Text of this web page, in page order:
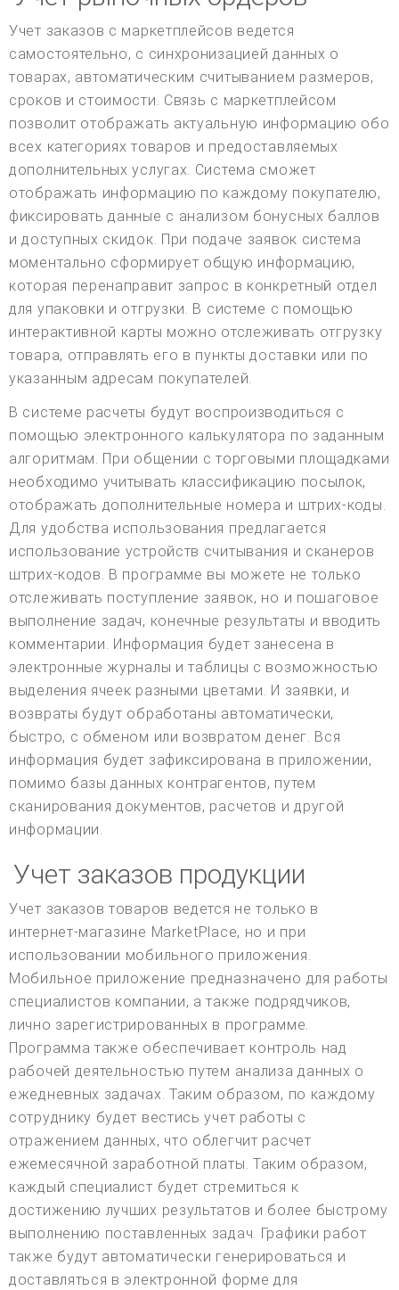
Учет заказов с маркетплейсов ведется
самостоятельно, с синхронизацией данных о
товарах, автоматическим считыванием размеров,
сроков и стоимости. Связь с маркетплейсом
позволит отображать актуальную информацию обо
всех категориях товаров и предоставляемых
дополнительных услугах. Система сможет
отображать информацию по каждому покупателю,
фиксировать данные с анализом бонусных баллов
и доступных скидок. При подаче заявок система
моментально сформирует общую информацию,
которая перенаправит запрос в конкретный отдел
для упаковки и отгрузки. В системе с помощью
интерактивной карты можно отслеживать отгрузку
товара, отправлять его в пункты доставки или по
указанным адресам покупателей.
В системе расчеты будут воспроизводиться с
помощью электронного калькулятора по заданным
алгоритмам. При общении с торговыми площадками
необходимо учитывать классификацию посылок,
отображать дополнительные номера и штрих-коды.
Для удобства использования предлагается
использование устройств считывания и сканеров
штрих-кодов. В программе вы можете не только
отслеживать поступление заявок, но и пошаговое
выполнение задач, конечные результаты и вводить
комментарии. Информация будет занесена в
электронные журналы и таблицы с возможностью
выделения ячеек разными цветами. И заявки, и
возвраты будут обработаны автоматически,
быстро, с обменом или возвратом денег. Вся
информация будет зафиксирована в приложении,
помимо базы данных контрагентов, путем
сканирования документов, расчетов и другой
информации.
Учет заказов продукции
Учет заказов товаров ведется не только в
интернет-магазине MarketPlace, но и при
использовании мобильного приложения.
Мобильное приложение предназначено для работы
специалистов компании, а также подрядчиков,
лично зарегистрированных в программе.
Программа также обеспечивает контроль над
рабочей деятельностью путем анализа данных о
ежедневных задачах. Таким образом, по каждому
сотруднику будет вестись учет работы с
отражением данных, что облегчит расчет
ежемесячной заработной платы. Таким образом,
каждый специалист будет стремиться к
достижению лучших результатов и более быстрому
выполнению поставленных задач. Графики работ
также будут автоматически генерироваться и
доставляться в электронной форме для